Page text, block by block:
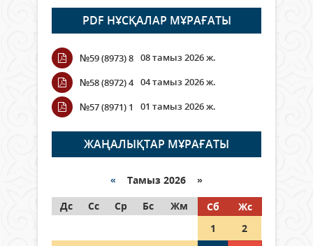
Open Air: Қызылорда облысы
полиция департаменті 20
мыңнан астам көрерменнің
қауіпсіздігін қамтамасыз етті
06 тамыз 2026 ж.
Wi-Fi ҚАБЫРҒА АРҚЫЛЫ ҚАЛАЙ
ӨТЕДІ?
06 тамыз 2026 ж. 263
граждане Казахстана,
05 тамыз 2026 ж. 144
PDF НҰСҚАЛАР МҰРАҒАТЫ
№59 (8973) 8 08 тамыз 2026 ж.
№58 (8972) 4 04 тамыз 2026 ж.
№57 (8971) 1
01 тамыз 2026 ж.
ЖАҢАЛЫҚТАР МҰРАҒАТЫ
« Тамыз 2026 »
Дс
Сс Ср Бс Жм Сб
Жс
1
2